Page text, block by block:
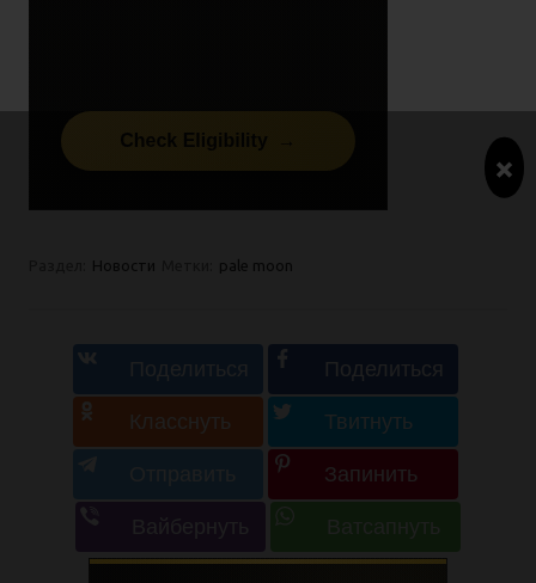
×
Новости pale moon